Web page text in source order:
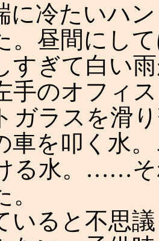
冷たいハ
。昼間にし
すぎて白い
手のオフィ
ラスを滑
車を叩く水
る水。……そ
ると不思